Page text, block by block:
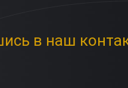
в наш